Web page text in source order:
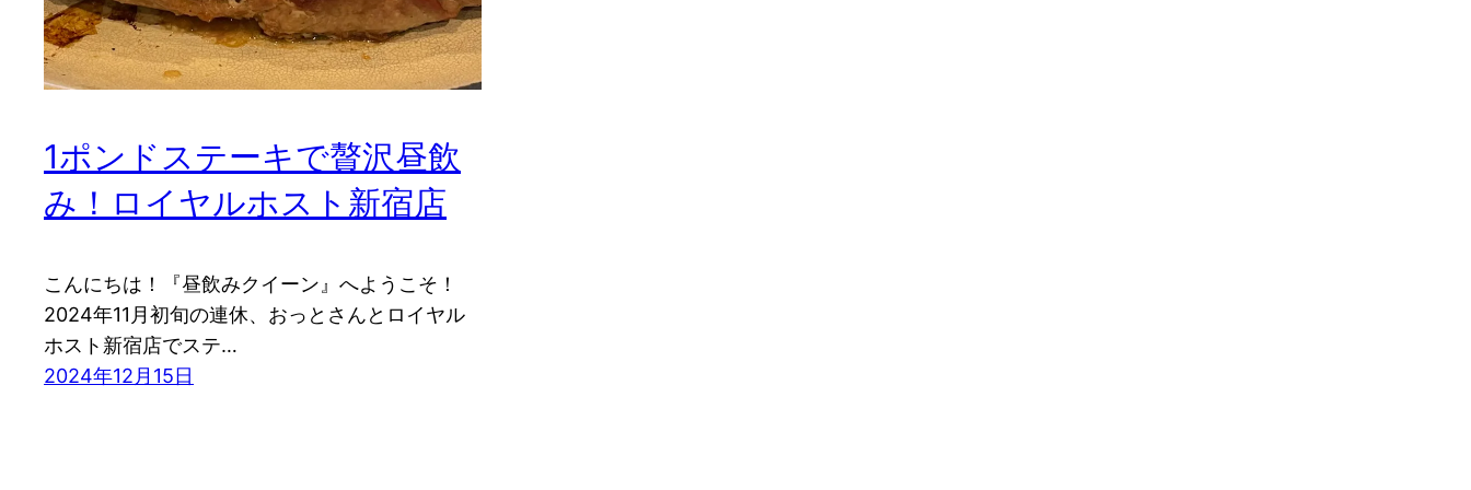
1ポンドステーキで贅沢昼飲
み！ロイヤルホスト新宿店
こんにちは！『昼飲みクイーン』へようこそ！
2024年11月初旬の連休、おっとさんとロイヤル
ホスト新宿店でステ…
2024年12月15日